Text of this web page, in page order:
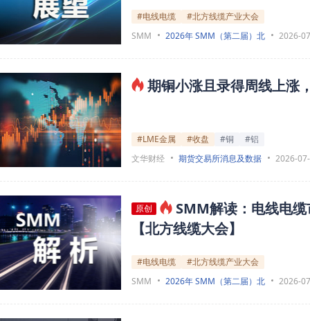
#电线电缆
#北方线缆产业大会
SMM
2026年 SMM（第二届）北 2026-
期铜小涨且录得周线上涨
#LME金属 #收盘 #铜
#铝
文华财经
期货交易所消息及数据 2026-
原创
SMM解读：电线电
【北方线缆大会】
#电线电缆
#北方线缆产业大会
SMM
2026年 SMM（第二届）北 2026-